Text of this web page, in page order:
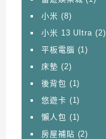
小米 (8)
小米 13 Ultra (2)
平板電腦 (1)
床墊 (2)
後背包 (1)
悠遊卡 (1)
懶人包 (1)
房屋補貼 (2)